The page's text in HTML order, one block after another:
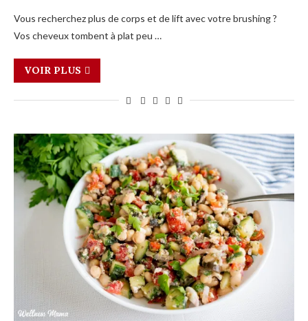
Vous recherchez plus de corps et de lift avec votre brushing ?
Vos cheveux tombent à plat peu …
VOIR PLUS